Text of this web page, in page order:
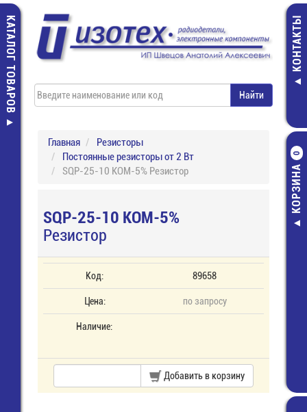
КАТАЛОГ ТОВАРОВ КОНТАКТЫ
КОРЗИНА
0
Главная
Резисторы
Постоянные резисторы от 2 Вт
SQP-25-10 КОМ-5% Резистор
SQP-25-10 КОМ-5%
Резистор
Код: 89658
Цена: по запросу
Наличие:
Добавить в корзину